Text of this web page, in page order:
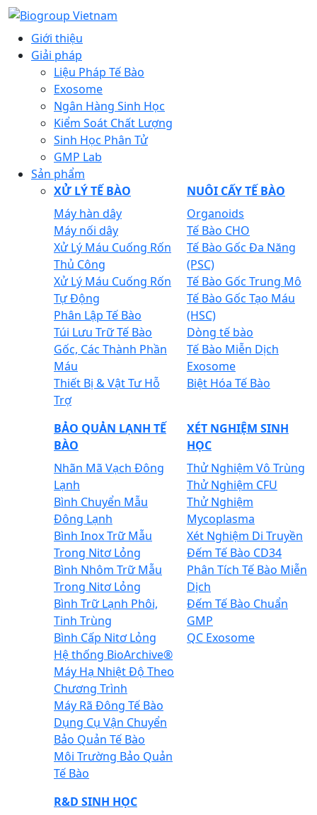
Giới thiệu
Giải pháp
Liệu Pháp Tế Bào
Exosome
Ngân Hàng Sinh Học
Kiểm Soát Chất Lượng
Sinh Học Phân Tử
GMP Lab
Sản phẩm
XỬ LÝ TẾ BÀO
Máy hàn dây
Máy nối dây
Xử Lý Máu Cuống Rốn
Thủ Công
Xử Lý Máu Cuống Rốn
Tự Động
Phân Lập Tế Bào
Túi Lưu Trữ Tế Bào
Gốc, Các Thành Phần
Máu
Thiết Bị & Vật Tư Hỗ
Trợ
NUÔI CẤY TẾ BÀO
Organoids
Tế Bào CHO
Tế Bào Gốc Đa Năng
(PSC)
Tế Bào Gốc Trung Mô
Tế Bào Gốc Tạo Máu
(HSC)
Dòng tế bào
Tế Bào Miễn Dịch
Exosome
Biệt Hóa Tế Bào
BẢO QUẢN LẠNH TẾ
BÀO
Nhãn Mã Vạch Đông
Lạnh
Bình Chuyển Mẫu
Đông Lạnh
Bình Inox Trữ Mẫu
Trong Nitơ Lỏng
Bình Nhôm Trữ Mẫu
Trong Nitơ Lỏng
Bình Trữ Lạnh Phôi,
Tinh Trùng
Bình Cấp Nitơ Lỏng
Hệ thống BioArchive®
Máy Hạ Nhiệt Độ Theo
Chương Trình
Máy Rã Đông Tế Bào
Dụng Cụ Vận Chuyển
Bảo Quản Tế Bào
Môi Trường Bảo Quản
Tế Bào
XÉT NGHIỆM SINH
HỌC
Thử Nghiệm Vô Trùng
Thử Nghiệm CFU
Thử Nghiệm
Mycoplasma
Xét Nghiệm Di Truyền
Đếm Tế Bào CD34
Phân Tích Tế Bào Miễn
Dịch
Đếm Tế Bào Chuẩn
GMP
QC Exosome
R&D SINH HỌC